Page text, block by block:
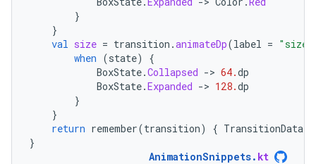
}
}
val size = transition .animateDp(label = "size"
when (state)
{
BoxState.Collapsed -> 64.dp
BoxState.Expanded -> 128.dp
}
}
return remember(transition) { TransitionData
}
AnimationSnippets. kt